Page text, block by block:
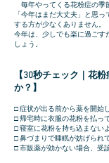
毎年やってくる花粉症の季
「今年はまだ大丈夫」と思
する方が少なくありません。
今年は、少しでも楽に過ごす
しょう。
【30秒チェック｜花
か？】
□ 症状が出る前から薬を開始
□ 帰宅時に衣服の花粉を払っ
□ 寝室に花粉を持ち込まない
□ 鼻づまりで睡眠が妨げられ
□ 市販薬が効かない場合、受